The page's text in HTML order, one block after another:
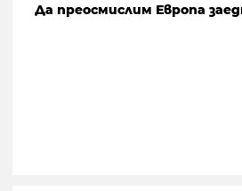
Да преосмислим Европа